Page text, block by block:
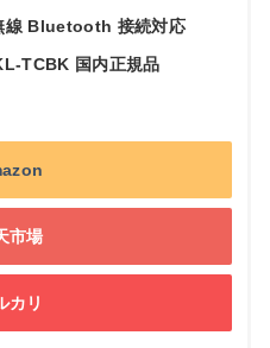
線 Bluetooth 接続対応
TCBK 国内正規品
市場
カリ